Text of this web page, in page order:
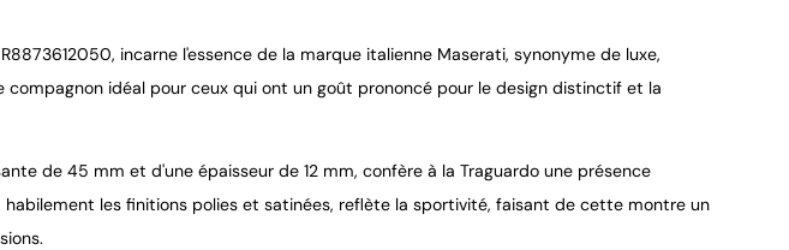
incarne l'essence de la marque italienne Maserati, synonyme de luxe,
idéal pour ceux qui ont un goût prononcé pour le design distinctif et la
de 45 mm et d'une épaisseur de 12 mm, confère à la Traguardo une présence
les finitions polies et satinées, reflète la sportivité, faisant de cette montre un